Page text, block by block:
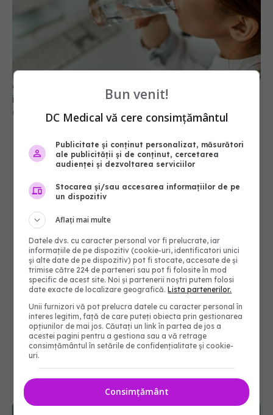
Greșeala periculoasă făcută de bolnavii de rinichi
în timpul caniculei
09 aug 2026, 16:00
Bun venit!
DC Medical vă cere consimțământul
Publicitate și conținut personalizat, măsurători
ale publicității și de conținut, cercetarea
audienței și dezvoltarea serviciilor
Stocarea și/sau accesarea informațiilor de pe
un dispozitiv
Aflați mai multe
Datele dvs. cu caracter personal vor fi prelucrate, iar
informațiile de pe dispozitiv (cookie-uri, identificatori unici
și alte date de pe dispozitiv) pot fi stocate, accesate de și
trimise către 224 de parteneri sau pot fi folosite în mod
specific de acest site. Noi și partenerii noștri putem folosi
date exacte de localizare geografică.Lista partenerilor.
Unii furnizori vă pot prelucra datele cu caracter personal în
interes legitim, față de care puteți obiecta prin gestionarea
opțiunilor de mai jos. Căutați un link în partea de jos a
acestei pagini pentru a gestiona sau a vă retrage
consimțământul în setările de confidențialitate și cookie-
uri.
Consimțământ